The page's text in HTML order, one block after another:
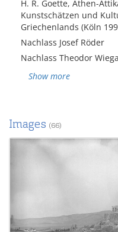
H. R. Goette, Athen-
Kunstschätzen und
Griechenlands (Köln
Nachlass Josef Röder
Nachlass Theodor
Show more
Images (66)